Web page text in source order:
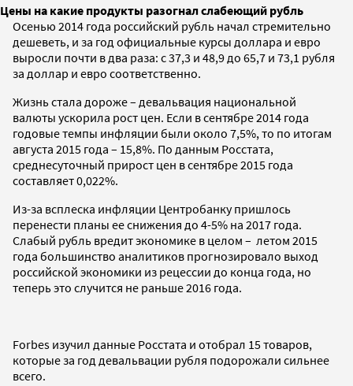
Цены на какие продукты разогнал слабеющий рубль
Осенью 2014 года российский рубль начал стремительно
дешеветь, и за год официальные курсы доллара и евро
выросли почти в два раза: с 37,3 и 48,9 до 65,7 и 73,1 рубля
за доллар и евро соответственно.
Жизнь стала дороже – девальвация национальной
валюты ускорила рост цен. Если в сентябре 2014 года
годовые темпы инфляции были около 7,5%, то по итогам
августа 2015 года – 15,8%. По данным Росстата,
среднесуточный прирост цен в сентябре 2015 года
составляет 0,022%.
Из-за всплеска инфляции Центробанку пришлось
перенести планы ее снижения до 4-5% на 2017 года.
Слабый рубль вредит экономике в целом – летом 2015
года большинство аналитиков прогнозировало выход
российской экономики из рецессии до конца года, но
теперь это случится не раньше 2016 года.
Forbes изучил данные Росстата и отобрал 15 товаров,
которые за год девальвации рубля подорожали сильнее
всего.